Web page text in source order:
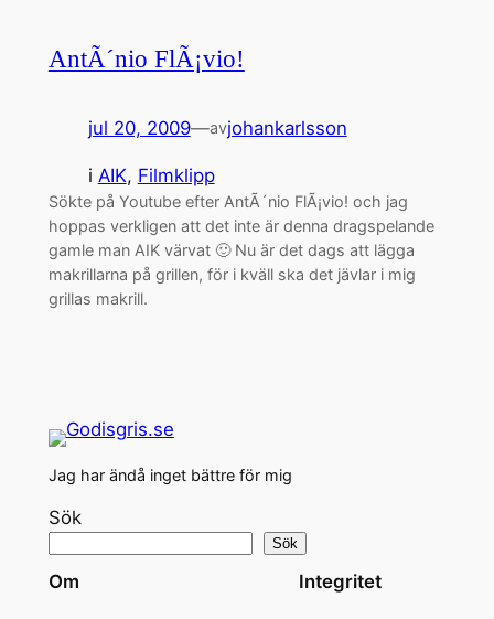
AntÃ´nio FlÃ¡vio!
jul 20, 2009—avjohankarlsson
i AIK, Filmklipp
Sökte på Youtube efter AntÃ´nio FlÃ¡vio! och jag
hoppas verkligen att det inte är denna dragspelande
gamle man AIK värvat 🙂 Nu är det dags att lägga
makrillarna på grillen, för i kväll ska det jävlar i mig
grillas makrill.
Jag har ändå inget bättre för mig
Sök
Sök
Om Integritet